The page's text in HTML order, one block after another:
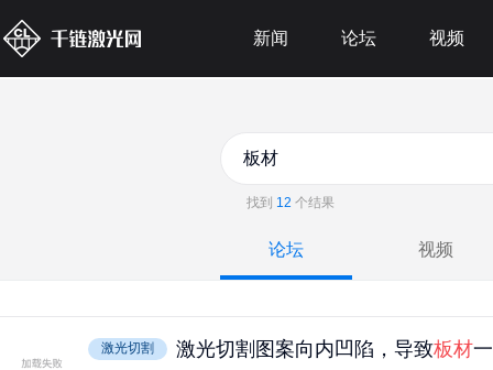
新闻 论坛 视频
找到 12 个结果
论坛 视频
激光切割 激光切割图案向内凹陷，导致板材